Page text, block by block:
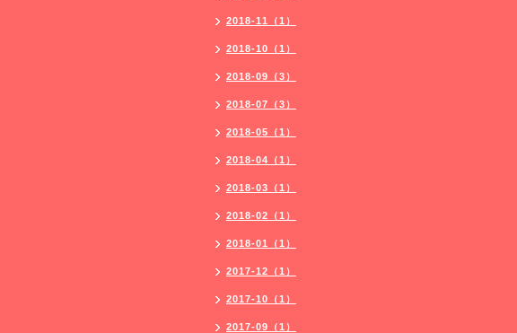
2018-11（1）
2018-10（1）
2018-09（3）
2018-07（3）
2018-05（1）
2018-04（1）
2018-03（1）
2018-02（1）
2018-01（1）
2017-12（1）
2017-10（1）
2017-09（1）